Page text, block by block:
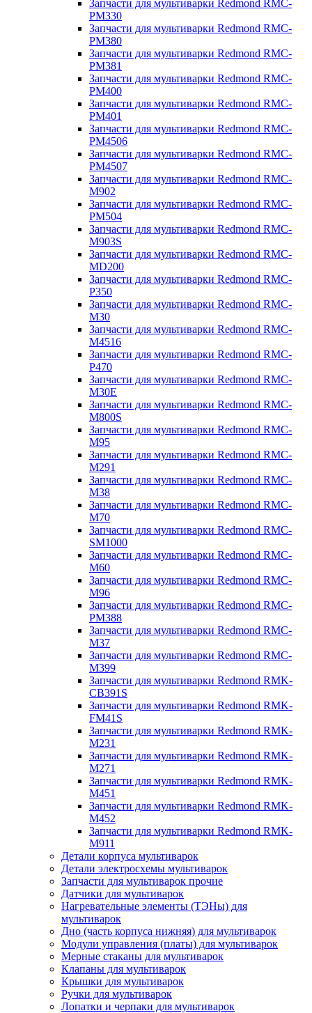
Запчасти для мультиварки Redmond RMC-
PM330
Запчасти для мультиварки Redmond RMC-
PM380
Запчасти для мультиварки Redmond RMC-
PM381
Запчасти для мультиварки Redmond RMC-
PM400
Запчасти для мультиварки Redmond RMC-
PM401
Запчасти для мультиварки Redmond RMC-
PM4506
Запчасти для мультиварки Redmond RMC-
PM4507
Запчасти для мультиварки Redmond RMC-
M902
Запчасти для мультиварки Redmond RMC-
PM504
Запчасти для мультиварки Redmond RMC-
M903S
Запчасти для мультиварки Redmond RMC-
MD200
Запчасти для мультиварки Redmond RMC-
P350
Запчасти для мультиварки Redmond RMC-
M30
Запчасти для мультиварки Redmond RMC-
M4516
Запчасти для мультиварки Redmond RMC-
P470
Запчасти для мультиварки Redmond RMC-
M30E
Запчасти для мультиварки Redmond RMC-
M800S
Запчасти для мультиварки Redmond RMC-
M95
Запчасти для мультиварки Redmond RMC-
M291
Запчасти для мультиварки Redmond RMC-
M38
Запчасти для мультиварки Redmond RMC-
M70
Запчасти для мультиварки Redmond RMC-
SM1000
Запчасти для мультиварки Redmond RMC-
M60
Запчасти для мультиварки Redmond RMC-
M96
Запчасти для мультиварки Redmond RMC-
PM388
Запчасти для мультиварки Redmond RMC-
M37
Запчасти для мультиварки Redmond RMC-
M399
Запчасти для мультиварки Redmond RMK-
CB391S
Запчасти для мультиварки Redmond RMK-
FM41S
Запчасти для мультиварки Redmond RMK-
M231
Запчасти для мультиварки Redmond RMK-
M271
Запчасти для мультиварки Redmond RMK-
M451
Запчасти для мультиварки Redmond RMK-
M452
Запчасти для мультиварки Redmond RMK-
M911
Детали корпуса мультиварок
Детали электросхемы мультиварок
Запчасти для мультиварок прочие
Датчики для мультиварок
Нагревательные элементы (ТЭНы) для
мультиварок
Дно (часть корпуса нижняя) для мультиварок
Модули управления (платы) для мультиварок
Мерные стаканы для мультиварок
Клапаны для мультиварок
Крышки для мультиварок
Ручки для мультиварок
Лопатки и черпаки для мультиварок